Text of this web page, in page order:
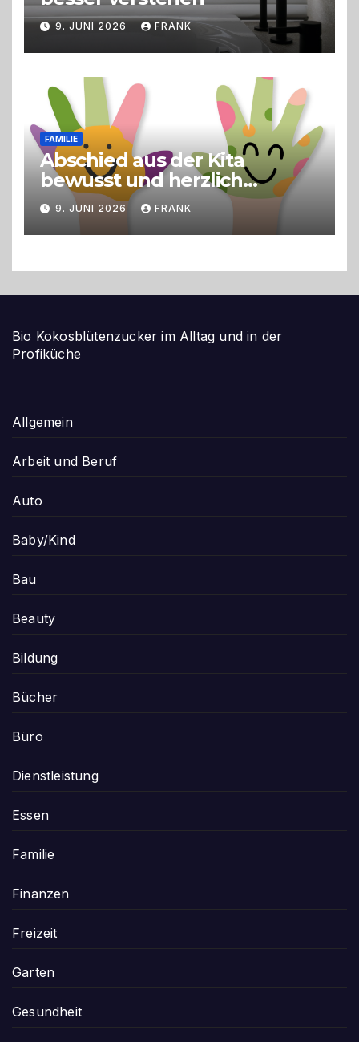
9. JUNI 2026 FRANK
FAMILIE
Abschied aus der Kita
bewusst und herzlich
gestalten
9. JUNI 2026 FRANK
Bio Kokosblütenzucker im Alltag und in der
Profiküche
Allgemein
Arbeit und Beruf
Auto
Baby/Kind
Bau
Beauty
Bildung
Bücher
Büro
Dienstleistung
Essen
Familie
Finanzen
Freizeit
Garten
Gesundheit